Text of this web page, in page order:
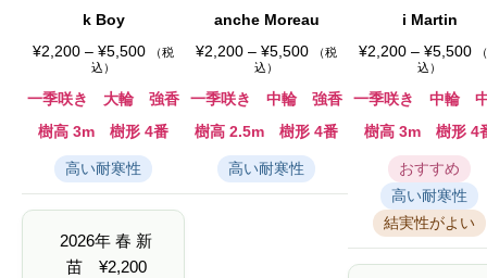
k Boy
¥2,200 – ¥5,500価
¥
2
2
0
5
,
5
（税
込）
一季咲き 大輪 強香
樹高 3m 樹形 4番
高い耐寒性
2026年 春 新
苗 ¥2,200
anche Moreau
¥2,200 – ¥5,500価
¥
2
,
2
0
（税
込）
一季咲き 中輪 強香
樹高 2.5m 樹形 4番
高い耐寒性
i Martin
¥2,200 – ¥5,500価
2
0
–
¥
5
,
5
込）
一季咲き 中輪
樹高 3m 樹形 4
おすすめ
高い耐寒性
結実性がよい